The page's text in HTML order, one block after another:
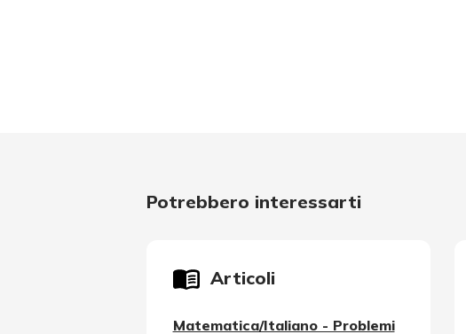
Potrebbero interessarti
Articoli
Matematica/Italiano - Problemi